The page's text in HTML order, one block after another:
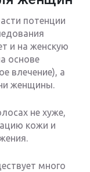
потенции
и на женскую
основе
влечение), а
женщины.
не хуже,
кожи и
много